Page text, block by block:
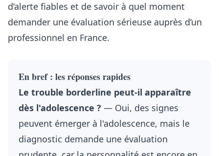
d’alerte fiables et de savoir à quel moment
demander une évaluation sérieuse auprès d’un
professionnel en France.
En bref : les réponses rapides
Le trouble borderline peut-il apparaître
dès l'adolescence ? — Oui, des signes
peuvent émerger à l'adolescence, mais le
diagnostic demande une évaluation